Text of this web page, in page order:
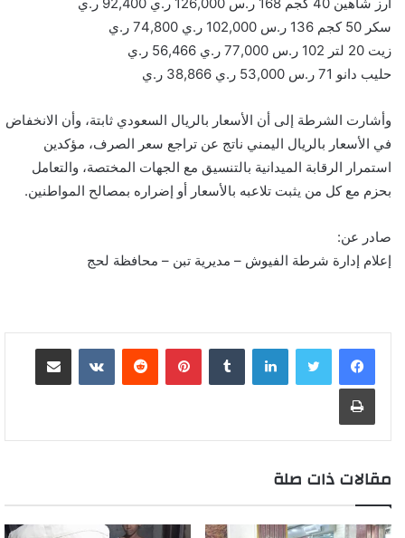
سكر 50 كجم 136 ر.س 102,000 ر.ي 74,800 ر.ي
زيت 20 لتر 102 ر.س 77,000 ر.ي 56,466 ر.ي
حليب دانو 71 ر.س 53,000 ر.ي 38,866 ر.ي
وأشارت الشرطة إلى أن الأسعار بالريال السعودي ثابتة، وأن الانخفاض
في الأسعار بالريال اليمني ناتج عن تراجع سعر الصرف، مؤكدين
استمرار الرقابة الميدانية بالتنسيق مع الجهات المختصة، والتعامل
بحزم مع كل من يثبت تلاعبه بالأسعار أو إضراره بمصالح المواطنين.
صادر عن:
إعلام إدارة شرطة الفيوش – مديرية تبن – محافظة لحج
لينكدإن بينتيريست مشاركة عبر البريد
طباعة
مقالات ذات صلة